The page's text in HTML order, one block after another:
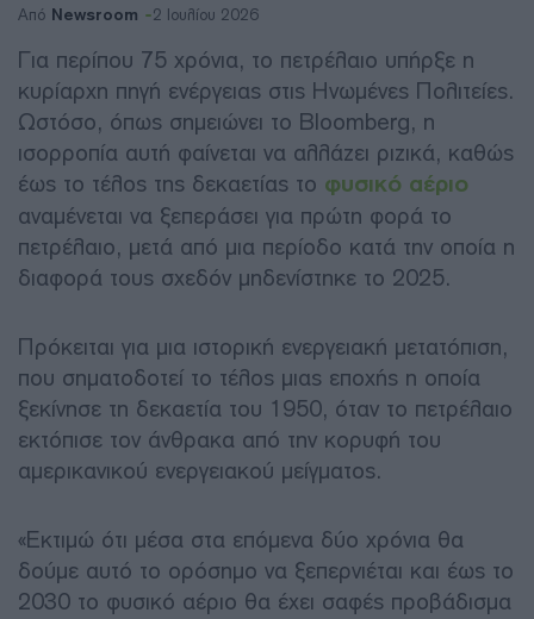
Από Newsroom 2 Ιουλίου 2026
Για περίπου 75 χρόνια, το πετρέλαιο υπήρξε η
κυρίαρχη πηγή ενέργειας στις Ηνωμένες Πολιτείες.
Ωστόσο, όπως σημειώνει το Bloomberg, η
ισορροπία αυτή φαίνεται να αλλάζει ριζικά, καθώς
έως το τέλος της δεκαετίας το φυσικό αέριο
αναμένεται να ξεπεράσει για πρώτη φορά το
πετρέλαιο, μετά από μια περίοδο κατά την οποία η
διαφορά τους σχεδόν μηδενίστηκε το 2025.
Πρόκειται για μια ιστορική ενεργειακή μετατόπιση,
που σηματοδοτεί το τέλος μιας εποχής η οποία
ξεκίνησε τη δεκαετία του 1950, όταν το πετρέλαιο
εκτόπισε τον άνθρακα από την κορυφή του
αμερικανικού ενεργειακού μείγματος.
«Εκτιμώ ότι μέσα στα επόμενα δύο χρόνια θα
δούμε αυτό το ορόσημο να ξεπερνιέται και έως το
2030 το φυσικό αέριο θα έχει σαφές προβάδισμα